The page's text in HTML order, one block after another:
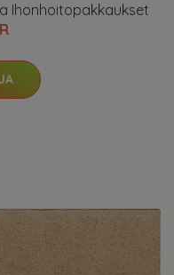
Ihonhoitopakkaukset